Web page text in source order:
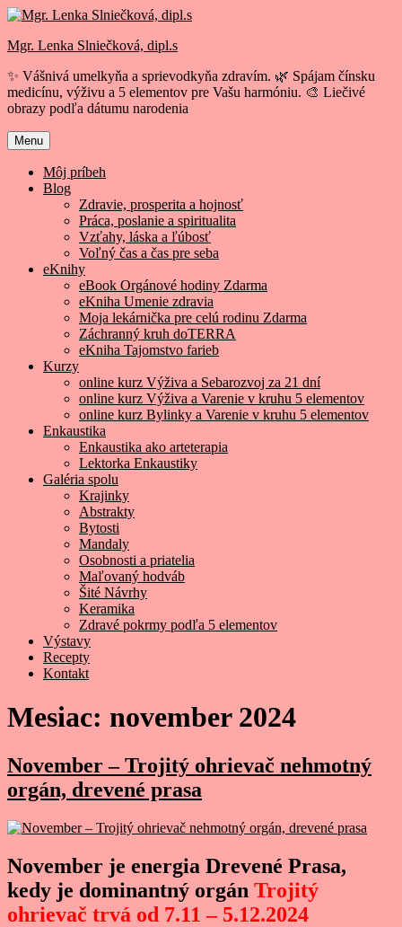
Prejsť
obsah
Mgr. Lenka Slniečková, dipl.s
✨ Vášnivá umelkyňa a sprievodkyňa zdravím. 🌿 Spájam čínsku
medicínu, výživu a 5 elementov pre Vašu harmóniu. 🎨 Liečivé
obrazy podľa dátumu narodenia
Menu
Môj príbeh
Blog
Zdravie, prosperita a hojnosť
Práca, poslanie a spiritualita
Vzťahy, láska a ľúbosť
Voľný čas a čas pre seba
eKnihy
eBook Orgánové hodiny Zdarma
eKniha Umenie zdravia
Moja lekárnička pre celú rodinu Zdarma
Záchranný kruh doTERRA
eKniha Tajomstvo farieb
Kurzy
online kurz Výživa a Sebarozvoj za 21 dní
online kurz Výživa a Varenie v kruhu 5 elementov
online kurz Bylinky a Varenie v kruhu 5 elementov
Enkaustika
Enkaustika ako arteterapia
Lektorka Enkaustiky
Galéria spolu
Krajinky
Abstrakty
Bytosti
Mandaly
Osobnosti a priatelia
Maľovaný hodváb
Šité Návrhy
Keramika
Zdravé pokrmy podľa 5 elementov
Výstavy
Recepty
Kontakt
Mesiac: november 2024
November – Trojitý ohrievač nehmotný
orgán, drevené prasa
November je energia Drevené Prasa,
kedy je dominantný orgán Trojitý
ohrievač trvá od 7.11 – 5.12.2024